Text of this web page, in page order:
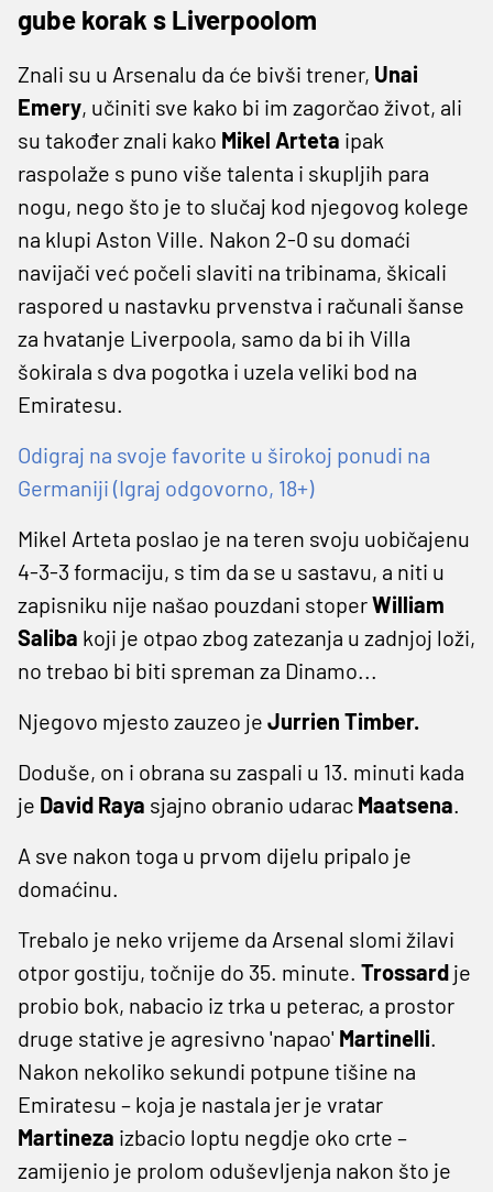
gube korak s Liverpoolom
Znali su u Arsenalu da će bivši trener, Unai
Emery, učiniti sve kako bi im zagorčao život, ali
su također znali kako Mikel Arteta ipak
raspolaže s puno više talenta i skupljih para
nogu, nego što je to slučaj kod njegovog kolege
na klupi Aston Ville. Nakon 2-0 su domaći
navijači već počeli slaviti na tribinama, škicali
raspored u nastavku prvenstva i računali šanse
za hvatanje Liverpoola, samo da bi ih Villa
šokirala s dva pogotka i uzela veliki bod na
Emiratesu.
Odigraj na svoje favorite u širokoj ponudi na
Germaniji (Igraj odgovorno, 18+)
Mikel Arteta poslao je na teren svoju uobičajenu
4-3-3 formaciju, s tim da se u sastavu, a niti u
zapisniku nije našao pouzdani stoperWilliam
Saliba koji je otpao zbog zatezanja u zadnjoj loži,
no trebao bi biti spreman za Dinamo...
Njegovo mjesto zauzeo je Jurrien Timber.
Doduše, on i obrana su zaspali u 13. minuti kada
je David Raya sjajno obranio udarac Maatsena.
A sve nakon toga u prvom dijelu pripalo je
domaćinu.
Trebalo je neko vrijeme da Arsenal slomi žilavi
otpor gostiju, točnije do 35. minute. Trossard je
probio bok, nabacio iz trka u peterac, a prostor
druge stative je agresivno 'napao' Martinelli.
Nakon nekoliko sekundi potpune tišine na
Emiratesu – koja je nastala jer je vratar
Martineza izbacio loptu negdje oko crte –
zamijenio je prolom oduševljenja nakon što je